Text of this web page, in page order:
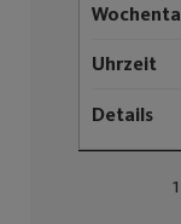
Uhrzeit
Details